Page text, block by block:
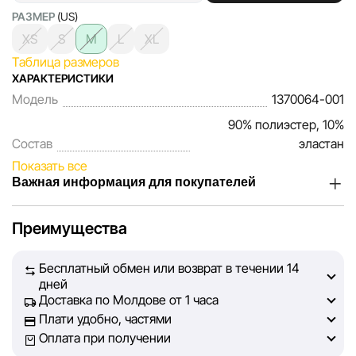
РАЗМЕР (US)
XS S M L
XL
Таблица размеров
ХАРАКТЕРИСТИКИ
Модель 1370064-001
Состав
90% полиэстер, 10%
эластан
Показать все
Важная информация для покупателей
наших покупателей. Каждый день мы работаем над тем,
на сайте, была максимально полной, объективной и
актуальной. Наша цель — обеспечить вас достоверной
информацией, чтобы вы смогли принять лучшее
решение о покупке.
Преимущества
Бесплатный обмен или возврат в течении 14
дней
Доставка по Молдове от 1 часа
Плати удобно, частями
Оплата при получении